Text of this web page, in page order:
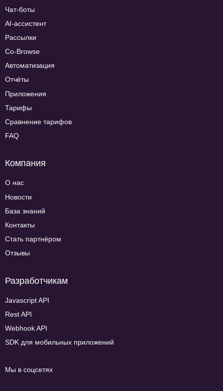
Чат-боты
AI-ассистент
Рассылки
Co-Browse
Автоматизация
Отчёты
Приложения
Тарифы
Сравнение тарифов
FAQ
Компания
О нас
Новости
База знаний
Контакты
Стать партнёром
Отзывы
Разработчикам
Javascript API
Rest API
Webhook API
SDK для мобильных приложений
Мы в соцсетях